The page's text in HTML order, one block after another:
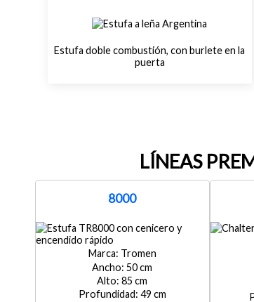
Estufa doble combustión, con burlete en la
puerta
LÍNEAS
8000
Tromen
50
85
49